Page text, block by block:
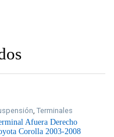
,Terminales
Afuera Derecho
Corolla 2003-2008